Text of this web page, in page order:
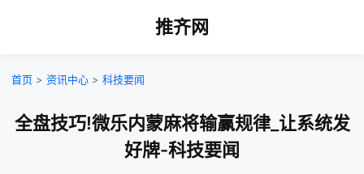
推齐网
首页 > 资讯中心 > 科技要闻
全盘技巧!微乐内蒙麻将输赢规律_让系统发
好牌-科技要闻